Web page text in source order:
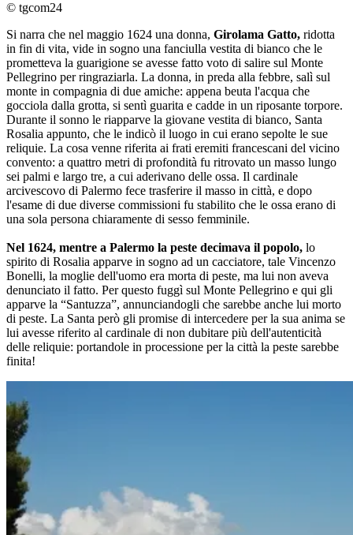
© tgcom24
Si narra che nel maggio 1624 una donna, Girolama Gatto, ridotta
in fin di vita, vide in sogno una fanciulla vestita di bianco che le
prometteva la guarigione se avesse fatto voto di salire sul Monte
Pellegrino per ringraziarla. La donna, in preda alla febbre, salì sul
monte in compagnia di due amiche: appena beuta l'acqua che
gocciola dalla grotta, si sentì guarita e cadde in un riposante torpore.
Durante il sonno le riapparve la giovane vestita di bianco, Santa
Rosalia appunto, che le indicò il luogo in cui erano sepolte le sue
reliquie. La cosa venne riferita ai frati eremiti francescani del vicino
convento: a quattro metri di profondità fu ritrovato un masso lungo
sei palmi e largo tre, a cui aderivano delle ossa. Il cardinale
arcivescovo di Palermo fece trasferire il masso in città, e dopo
l'esame di due diverse commissioni fu stabilito che le ossa erano di
una sola persona chiaramente di sesso femminile.
Nel 1624, mentre a Palermo la peste decimava il popolo, lo
spirito di Rosalia apparve in sogno ad un cacciatore, tale Vincenzo
Bonelli, la moglie dell'uomo era morta di peste, ma lui non aveva
denunciato il fatto. Per questo fuggì sul Monte Pellegrino e qui gli
apparve la “Santuzza”, annunciandogli che sarebbe anche lui morto
di peste. La Santa però gli promise di intercedere per la sua anima se
lui avesse riferito al cardinale di non dubitare più dell'autenticità
delle reliquie: portandole in processione per la città la peste sarebbe
finita!